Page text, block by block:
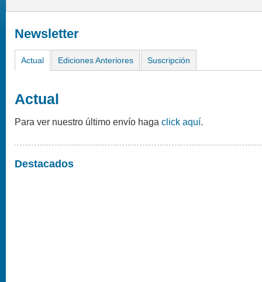
Newsletter
Actual Ediciones Anteriores Suscripción
Actual
Para ver nuestro último envío haga click aquí.
Destacados